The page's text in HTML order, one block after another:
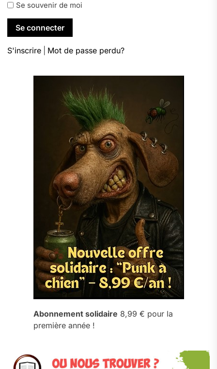
Se souvenir de moi
S'inscrire Mot de passe perdu?
Abonnement solidaire 8,99 € pour la
première année !